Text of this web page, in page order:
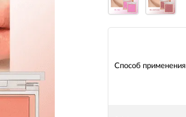
Способ применения